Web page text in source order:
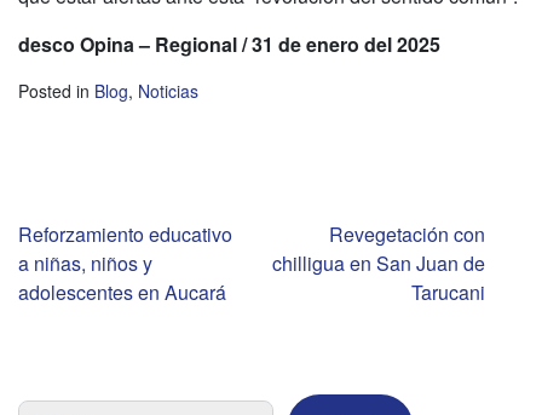
desco Opina – Regional / 31 de enero del 2025
Posted in Blog, Noticias
Navegación
de
Reforzamiento educativo
a niñas, niños y
adolescentes en Aucará
Revegetación con
chilligua en San Juan de
Tarucani